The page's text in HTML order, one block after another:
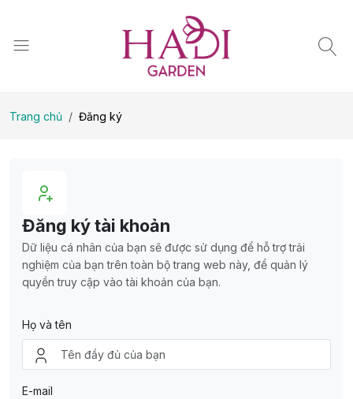
Trang chủ Đăng ký
Đăng ký tài khoản
Dữ liệu cá nhân của bạn sẽ được sử dụng để hỗ trợ trải
nghiệm của bạn trên toàn bộ trang web này, để quản lý
quyền truy cập vào tài khoản của bạn.
Họ và tên
E-mail